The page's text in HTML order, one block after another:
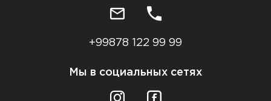
+99878 122 99 99
Мы в социальных сетях